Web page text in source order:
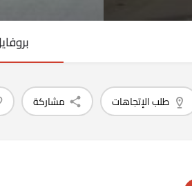
طلب الإتجاهات مشاركة